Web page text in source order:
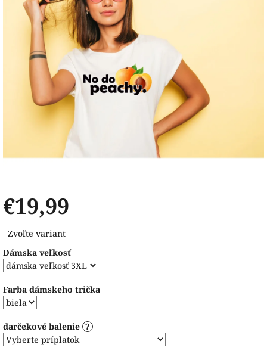
hviezdičiek.
€19,99
cena:
Zvoľte variant
Dámska veľkosť
Farba dámskeho trička
darčekové balenie ?